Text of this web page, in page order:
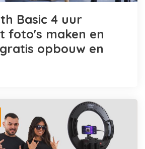
Basic 4 uur
foto's maken en
opbouw en